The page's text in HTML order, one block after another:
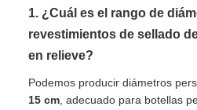
1. ¿Cuál es el rango de
revestimientos de sellado
en relieve?
Podemos producir diámetros
15 cm, adecuado para botellas